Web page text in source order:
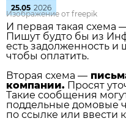
25.05 2026
Изображение от freepik
И первая такая схема
Пишут будто бы из
есть задолженность и
чтобы оплатить.
Вторая схема —
компании. Просят
Такие сообщения
поддельные домовые
по ссылке или ввести